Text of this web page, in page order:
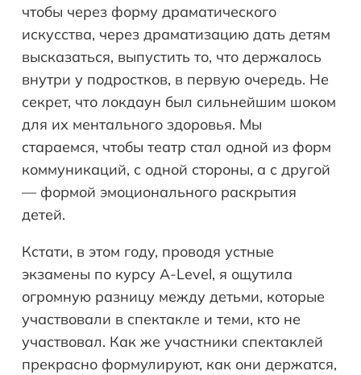
чтобы через форму драматического
искусства, через драматизацию дать детям
высказаться, выпустить то, что держалось
внутри у подростков, в первую очередь. Не
секрет, что локдаун был сильнейшим шоком
для их ментального здоровья. Мы
стараемся, чтобы театр стал одной из форм
коммуникаций, с одной стороны, а с другой
— формой эмоционального раскрытия
детей.
Кстати, в этом году, проводя устные
экзамены по курсу A-Level, я ощутила
огромную разницу между детьми, которые
участвовали в спектакле и теми, кто не
участвовал. Как же участники спектаклей
прекрасно формулируют, как они держатся,